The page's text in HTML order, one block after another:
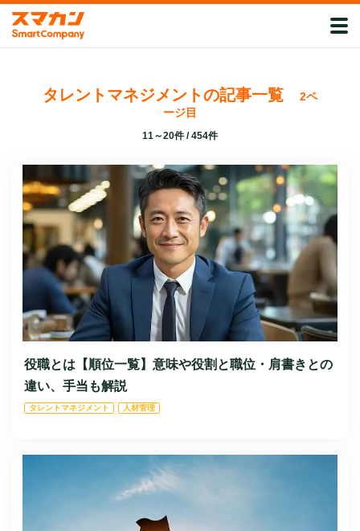
タレントマネジメントの記事一覧
2ペ
ージ目
11～20件 / 454件
役職とは【順位一覧】意味や役割と職位・肩書きとの
違い、手当も解説
タレントマネジメント 人材管理